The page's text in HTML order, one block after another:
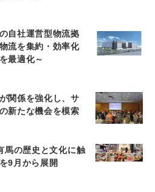
自社運営型物流拠
流を集約・効率化
最適化～
関係を強化し、サ
新たな機会を模索
馬の歴史と文化に触
9月から展開